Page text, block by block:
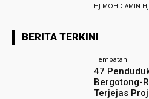
HJ MOHD AMIN
BERITA TERKINI
Tempatan
47
Bergotong-
Terjejas